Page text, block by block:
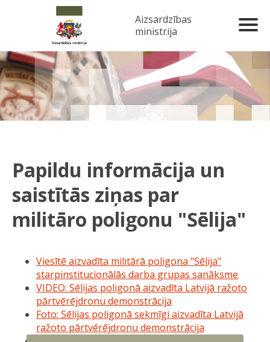
Aizsardzības
ministrija
Papildu informācija un
saistītās ziņas par
militāro poligonu "Sēlija"
Viesītē aizvadīta militārā poligona "Sēlija"
starpinstitucionālās darba grupas sanāksme
VIDEO: Sēlijas poligonā aizvadīta Latvijā ražoto
pārtvērējdronu demonstrācija
Foto: Sēlijas poligonā sekmīgi aizvadīta Latvijā
ražoto pārtvērējdronu demonstrācija